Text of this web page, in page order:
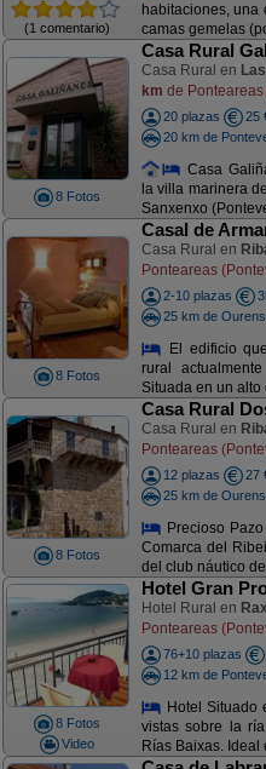
(1 comentario)
habitaciones,
camas gemelas
8 Fotos
Casa Rural
Casa Rural en
km de
20 plazas
25
20 km de
Casa
la villa marinera
Sanxenxo
8 Fotos
Casal de
Casa Rural en
Ponteareas
2-10 plazas
25 km de
El edificio
rural
Situada en un alto
8 Fotos
Casa Rural
Casa Rural en
Ponteareas
12 plazas
27
25 km de
Precioso
Comarca del
del club náutico
8 Fotos
Video
Hotel Gran
Hotel Rural en
Ponteareas
76+10 plazas
12 km de
Hotel Situado
vistas sobre la
Rías Baixas. Ideal